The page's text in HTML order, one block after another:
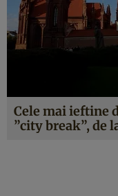
Cele mai ieftine
”city break”, de